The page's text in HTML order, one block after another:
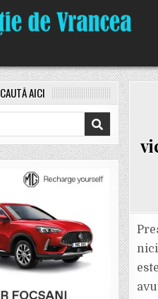
CAUTĂ AICI